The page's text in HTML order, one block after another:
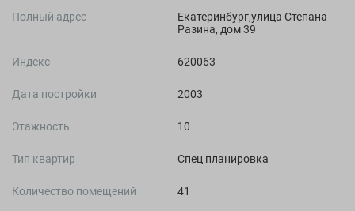
Полный адрес
Екатеринбург,улица Степана
Разина, дом 39
Индекс 620063
Дата постройки 2003
Этажность 10
Тип квартир Спец планировка
Количество помещений 41